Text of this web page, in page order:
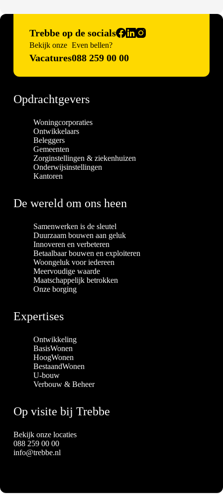
Trebbe op de socials
Bekijk onze
Vacatures
Even bellen?
088 259 00 00
Opdrachtgevers
Woningcorporaties
Ontwikkelaars
Beleggers
Gemeenten
Zorginstellingen & ziekenhuizen
Onderwijsinstellingen
Kantoren
De wereld om ons heen
Samenwerken is de sleutel
Duurzaam bouwen aan geluk
Innoveren en verbeteren
Betaalbaar bouwen en exploiteren
Woongeluk voor iedereen
Meervoudige waarde
Maatschappelijk betrokken
Onze borging
Expertises
Ontwikkeling
BasisWonen
HoogWonen
BestaandWonen
U-bouw
Verbouw & Beheer
Op visite bij Trebbe
Bekijk onze locaties
088 259 00 00
info@trebbe.nl